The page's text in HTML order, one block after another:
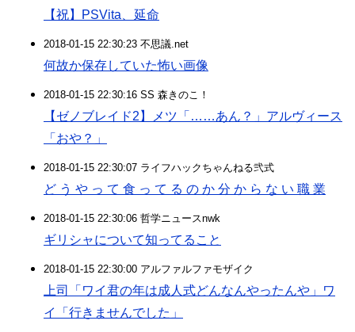
【祝】PSVita、延命
2018-01-15 22:30:23 不思議.net
何故か保存していた怖い画像
2018-01-15 22:30:16 SS 森きのこ！
【ゼノブレイド2】メツ「……あん？」アルヴィース
「おや？」
2018-01-15 22:30:07 ライフハックちゃんねる弐式
ど う や っ て 食 っ て る の か 分 か ら な い 職 業
2018-01-15 22:30:06 哲学ニュースnwk
ギリシャについて知ってること
2018-01-15 22:30:00 アルファルファモザイク
上司「ワイ君の年は成人式どんなんやったんや」ワ
イ「行きませんでした」